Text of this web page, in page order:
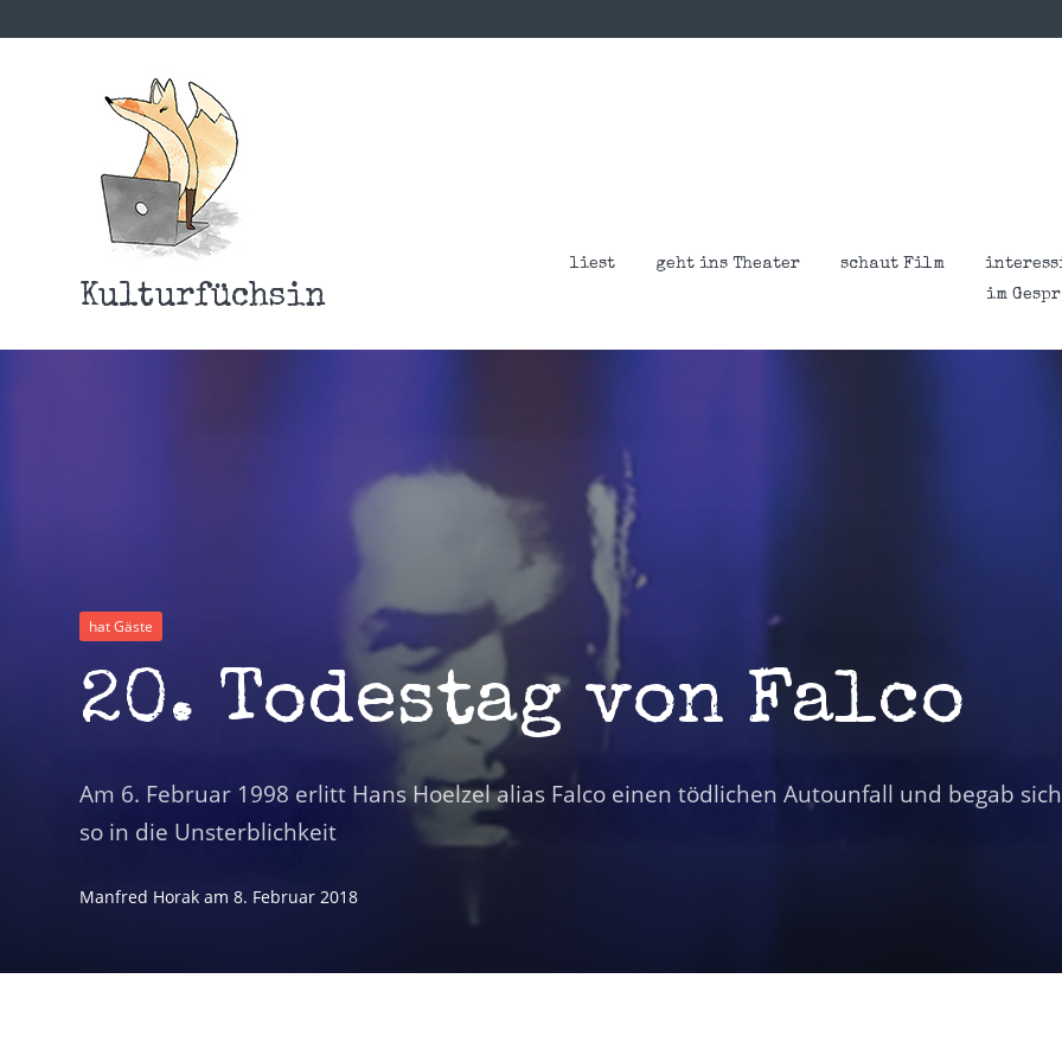
Kulturfüchsin
liest geht ins Theater schaut Film
im
hat Gäste
20. Todestag von Falco
Am 6. Februar 1998 erlitt Hans Hoelzel alias Falco einen tödlichen Autounfall und begab sich
so in die Unsterblichkeit
Manfred Horakam 8. Februar 2018